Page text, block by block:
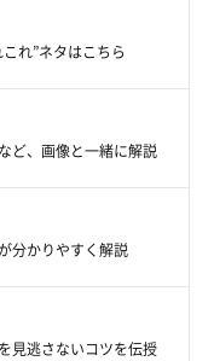
れ”ネタはこちら
ど、画像と一緒に解説
分かりやすく解説
見逃さないコツを伝授